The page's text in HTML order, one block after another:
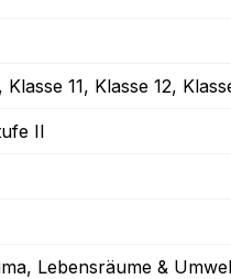
, Klasse 11, Klasse 12,
II
Lebensräume &